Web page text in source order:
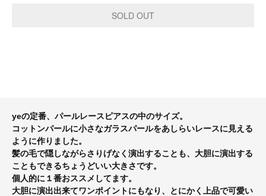
yeの定番、パールレースピアスの中のサイズ。
コットンパールに小さなガラスパールをあしらいレースに見える
ように作りました。
髪の毛で隠しながらさりげなく演出することも、大胆に演出する
こともできるちょうどいい大きさです。
個人的に１番おススメしてます。
大胆に演出出来てワンポイントにもなり、とにかく上品で可愛い